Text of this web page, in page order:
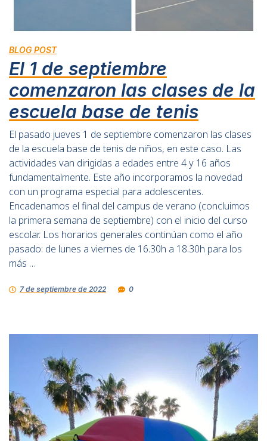
BLOG POST
El 1 de septiembre
comenzaron las clases de la
escuela base de tenis
El pasado jueves 1 de septiembre comenzaron las clases
de la escuela base de tenis de niños, en este caso. Las
actividades van dirigidas a edades entre 4 y 16 años
fundamentalmente. Este año incorporamos la novedad
con un programa especial para adolescentes.
Encadenamos el final del campus de verano (concluimos
la primera semana de septiembre) con el inicio del curso
escolar. Los horarios generales continúan como el año
pasado: de lunes a viernes de 16.30h a 18.30h para los
más …
7 de septiembre de 2022 0